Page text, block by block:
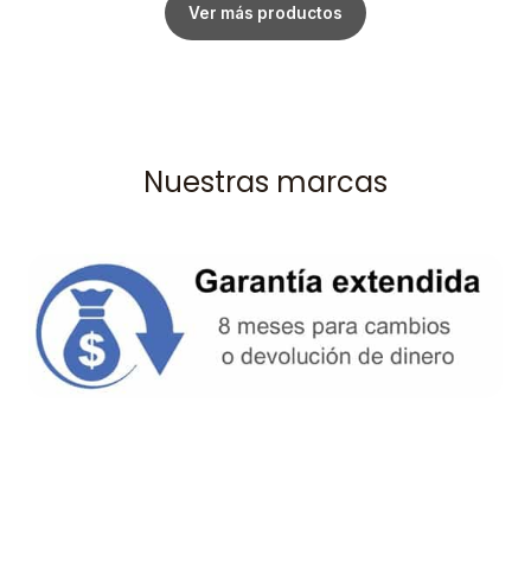
Ver más productos
Nuestras marcas